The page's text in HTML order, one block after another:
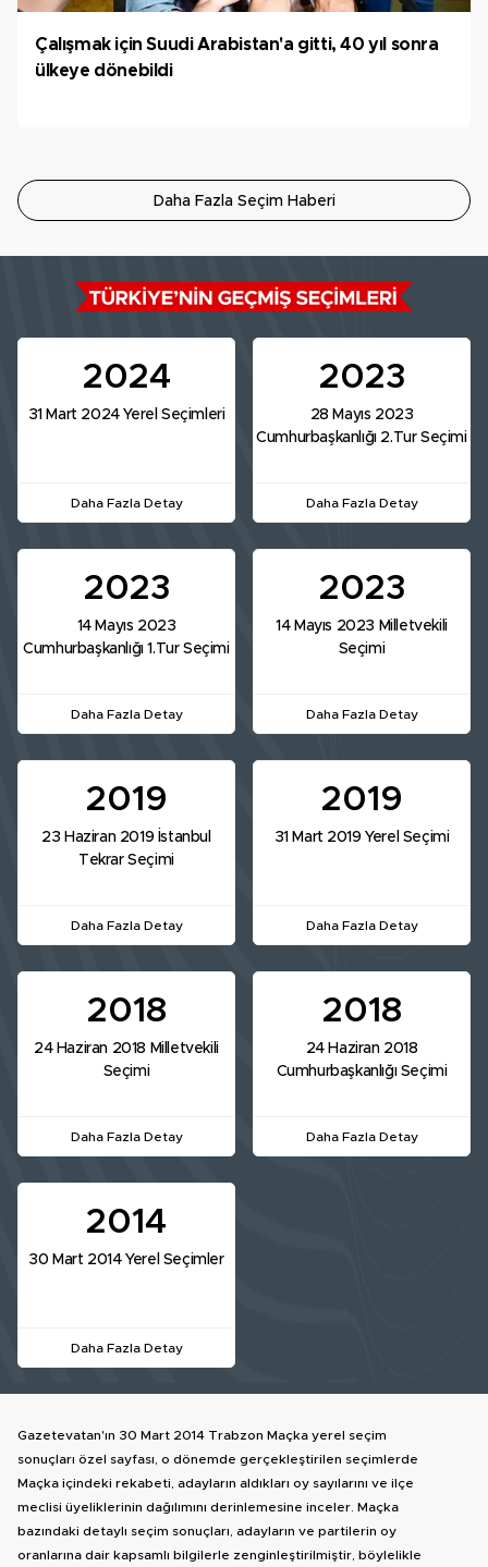
Çalışmak için Suudi Arabistan'a gitti, 40 yıl sonra
ülkeye dönebildi
Daha Fazla Seçim Haberi
2024
31 Mart 2024 Yerel Seçimleri
Daha Fazla Detay
2023
28 Mayıs 2023
Cumhurbaşkanlığı 2.Tur Seçimi
Daha Fazla Detay
2023
14 Mayıs 2023
Cumhurbaşkanlığı 1.Tur Seçimi
Daha Fazla Detay
2023
14 Mayıs 2023 Milletvekili
Seçimi
Daha Fazla Detay
2019
23 Haziran 2019 İstanbul
Tekrar Seçimi
Daha Fazla Detay
2019
31 Mart 2019 Yerel Seçimi
Daha Fazla Detay
2018
24 Haziran 2018 Milletvekili
Seçimi
Daha Fazla Detay
2018
24 Haziran 2018
Cumhurbaşkanlığı Seçimi
Daha Fazla Detay
2014
30 Mart 2014 Yerel Seçimler
Daha Fazla Detay
Gazetevatan'ın 30 Mart 2014 Trabzon Maçka yerel seçim
sonuçları özel sayfası, o dönemde gerçekleştirilen seçimlerde
Maçka içindeki rekabeti, adayların aldıkları oy sayılarını ve ilçe
meclisi üyeliklerinin dağılımını derinlemesine inceler. Maçka
bazındaki detaylı seçim sonuçları, adayların ve partilerin oy
oranlarına dair kapsamlı bilgilerle zenginleştirilmiştir, böylelikle